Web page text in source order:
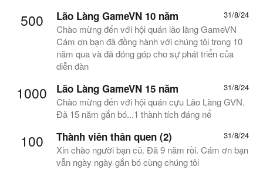
500 31/8/24
Lão Làng GameVN 10 năm
Chào mừng đến với hội quán lão làng GameVN
Cám ơn bạn đã đồng hành với chúng tôi trong 10
năm qua và đã đóng góp cho sự phát triển của
diễn đàn
1000 31/8/24
Lão Làng GameVN 15 năm
Chào mừng đến với hội quán cựu Lão Làng GVN.
Đã 15 năm gắn bó...1 thành tích đáng nể
100 31/8/24
Thành viên thân quen (2)
Xin chào người bạn cũ. Đã 9 năm rồi. Cám ơn bạn
vẫn ngày ngày gắn bó cùng chúng tôi